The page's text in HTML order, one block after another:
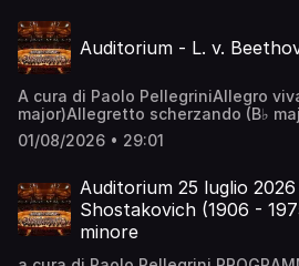
Auditorium - L. v.
A cura di Paolo PellegriniAllegro
major)Allegretto scherzando (B♭
(F major)Allegro vivace (F
OrchestraDaniel Barenboim,
01/08/2026 • 29:01
Auditorium 25 luglio
Shostakovich (1906 -
minore